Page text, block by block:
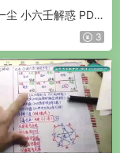
尘 小六壬解惑 PDF
3